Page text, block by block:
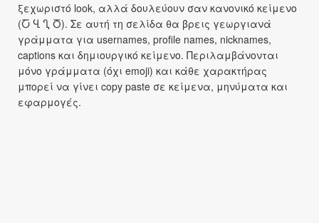
ξεχωριστό look, αλλά δουλεύουν σαν κανονικό κείμενο
(Ⴀ Ⴁ Ⴂ Ⴃ). Σε αυτή τη σελίδα θα βρεις γεωργιανά
γράμματα για usernames, profile names, nicknames,
captions και δημιουργικό κείμενο. Περιλαμβάνονται
μόνο γράμματα (όχι emoji) και κάθε χαρακτήρας
μπορεί να γίνει copy paste σε κείμενα, μηνύματα και
εφαρμογές.